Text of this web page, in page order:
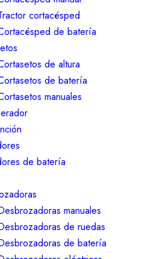
cortacésped
de batería
de altura
de batería
manuales
de batería
manuales
de ruedas
de batería